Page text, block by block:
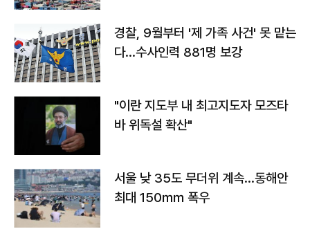
경찰, 9월부터 '제 가족 사건' 못 맡는
다…수사인력 881명 보강
"이란 지도부 내 최고지도자 모즈타
바 위독설 확산"
서울 낮 35도 무더위 계속…동해안
최대 150㎜ 폭우